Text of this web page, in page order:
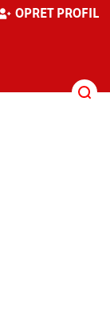
OPRET PROFIL